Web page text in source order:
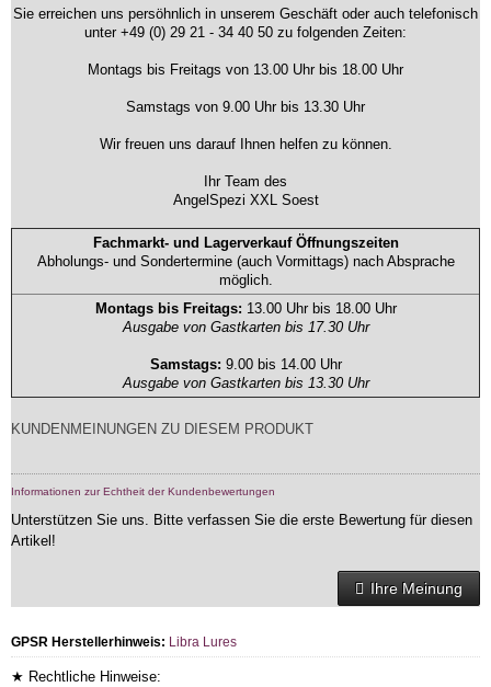
Sie erreichen uns persöhnlich in unserem Geschäft oder auch telefonisch
unter +49 (0) 29 21 - 34 40 50 zu folgenden Zeiten:
Montags bis Freitags von 13.00 Uhr bis 18.00 Uhr
Samstags von 9.00 Uhr bis 13.30 Uhr
Wir freuen uns darauf Ihnen helfen zu können.
Ihr Team des
AngelSpezi XXL Soest
Fachmarkt- und Lagerverkauf Öffnungszeiten
Abholungs- und Sondertermine (auch Vormittags) nach Absprache
möglich.
Montags bis Freitags: 13.00 Uhr bis 18.00 Uhr
Ausgabe von Gastkarten bis 17.30 Uhr
Samstags: 9.00 bis 14.00 Uhr
Ausgabe von Gastkarten bis 13.30 Uhr
KUNDENMEINUNGEN ZU DIESEM PRODUKT
Informationen zur Echtheit der Kundenbewertungen
Unterstützen Sie uns. Bitte verfassen Sie die erste Bewertung für diesen
Artikel!
Ihre Meinung
GPSR Herstellerhinweis: Libra Lures
★ Rechtliche Hinweise: